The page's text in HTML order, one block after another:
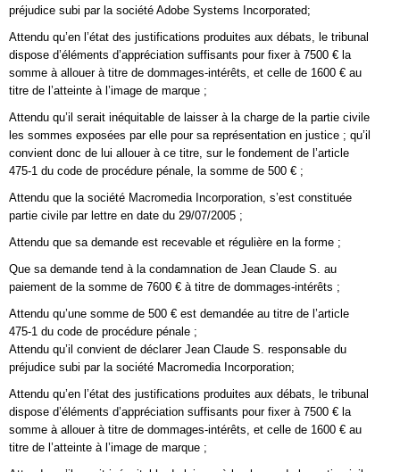
préjudice subi par la société Adobe Systems Incorporated;
Attendu qu’en l’état des justifications produites aux débats, le tribunal
dispose d’éléments d’appréciation suffisants pour fixer à 7500 € la
somme à allouer à titre de dommages-intérêts, et celle de 1600 € au
titre de l’atteinte à l’image de marque ;
Attendu qu’il serait inéquitable de laisser à la charge de la partie civile
les sommes exposées par elle pour sa représentation en justice ; qu’il
convient donc de lui allouer à ce titre, sur le fondement de l’article
475-1 du code de procédure pénale, la somme de 500 € ;
Attendu que la société Macromedia Incorporation, s’est constituée
partie civile par lettre en date du 29/07/2005 ;
Attendu que sa demande est recevable et régulière en la forme ;
Que sa demande tend à la condamnation de Jean Claude S. au
paiement de la somme de 7600 € à titre de dommages-intérêts ;
Attendu qu’une somme de 500 € est demandée au titre de l’article
475-1 du code de procédure pénale ;
Attendu qu’il convient de déclarer Jean Claude S. responsable du
préjudice subi par la société Macromedia Incorporation;
Attendu qu’en l’état des justifications produites aux débats, le tribunal
dispose d’éléments d’appréciation suffisants pour fixer à 7500 € la
somme à allouer à titre de dommages-intérêts, et celle de 1600 € au
titre de l’atteinte à l’image de marque ;